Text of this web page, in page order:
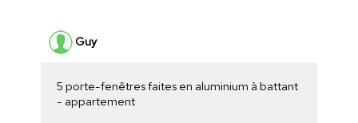
Guy
5 porte-fenêtres faites en aluminium à battant
- appartement